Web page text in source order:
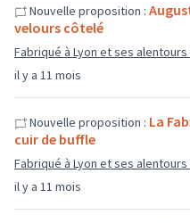
il y a 11 mois
Nouvelle proposition :
velours côtelé
Fabriqué à Lyon et ses alentours
il y a 11 mois
Nouvelle proposition : La
cuir de buffle
Fabriqué à Lyon et ses alentours